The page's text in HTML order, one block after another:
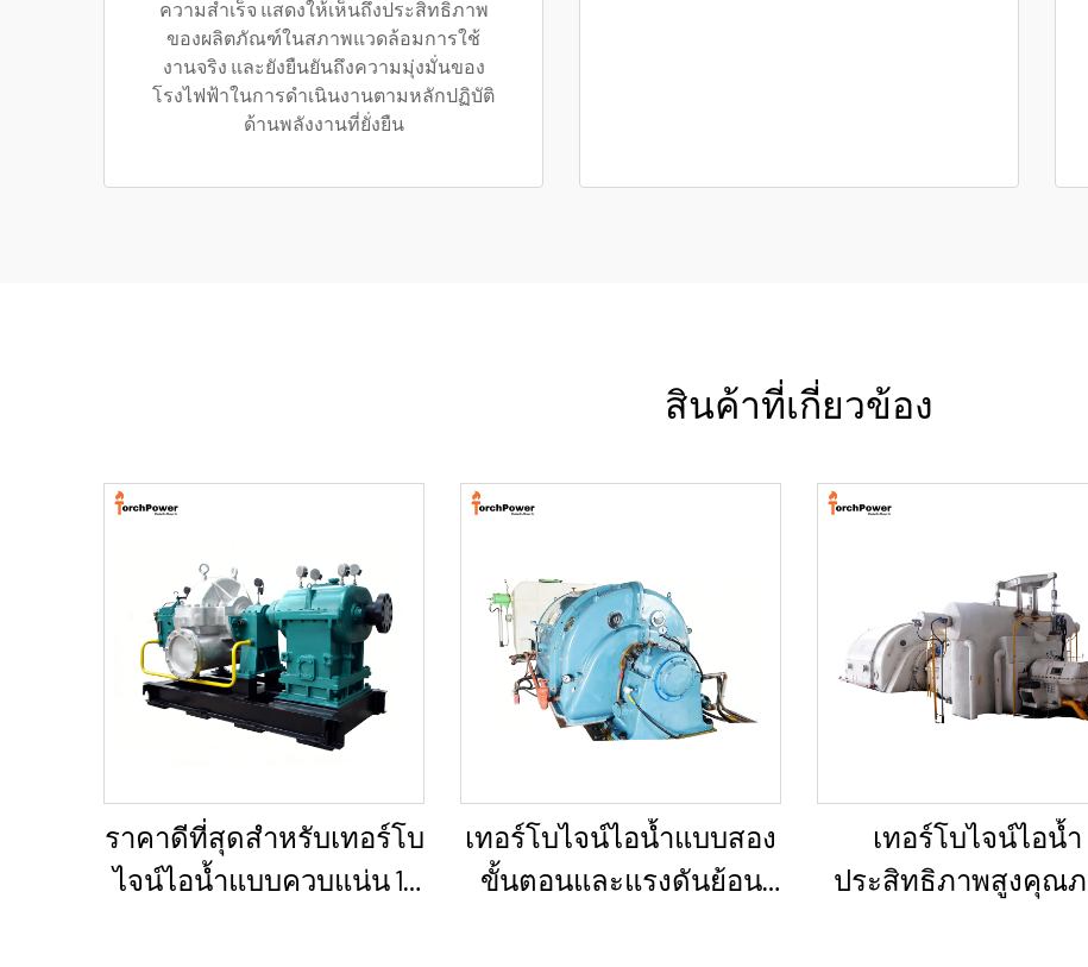
ความสำเร็จ แสดงให้เห็นถึงประสิทธิภาพ
ของผลิตภัณฑ์ในสภาพแวดล้อมการใช้
งานจริง และยังยืนยันถึงความมุ่งมั่นของ
โรงไฟฟ้าในการดำเนินงานตามหลักปฏิบัติ
ด้านพลังงานที่ยั่งยืน
สินค้าที่เกี่ยวข้อง
ราคาดีที่สุดสำหรับเทอร์โบ
ไจน์ไอน้ำแบบควบแน่น 10
เทอร์โบไจน์ไอน้ำแบบสอง
ขั้นตอนและแรงดันย้อน
เทอร์โบไจน์ไอน้ำ
ประสิทธิภาพสูงคุณ